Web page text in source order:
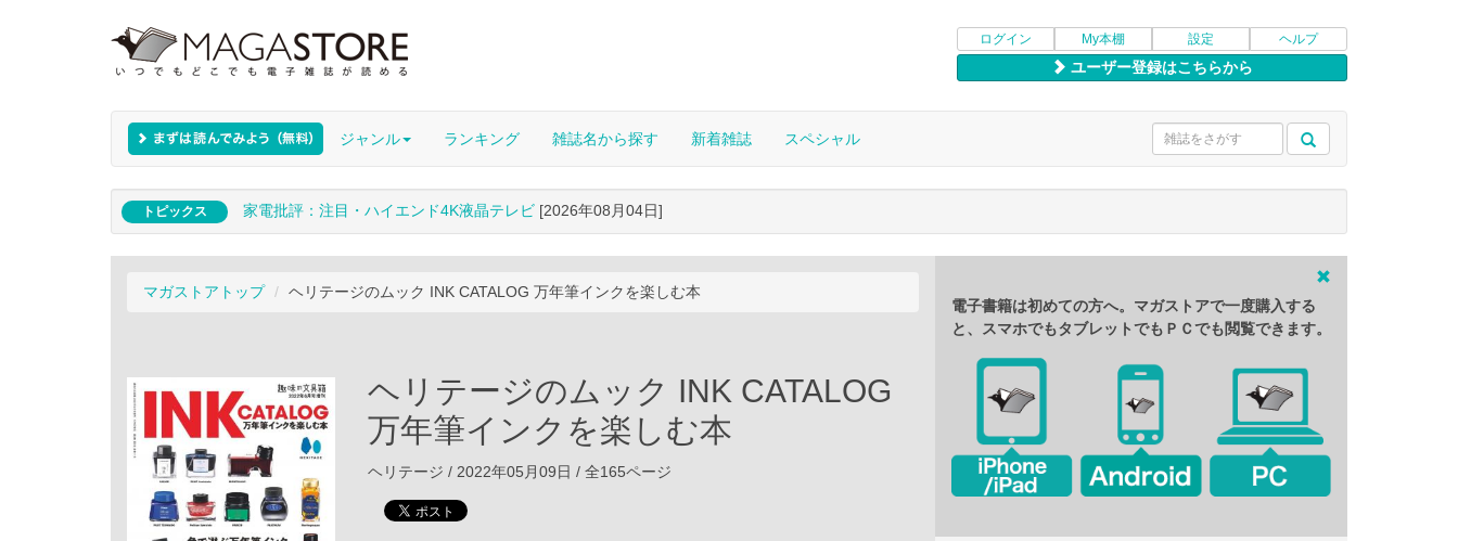
ログイン My本棚 設定 ヘルプ
ユーザー登録はこちらから
ジャンル ランキング 雑誌名から探す 新着雑誌 スペシャル
トピックス 家電批評：注目・ハイエンド4K液晶テレビ [2026年08月04日]
マガストアトップ ヘリテージのムック INK CATALOG 万年筆インクを楽しむ本
ヘリテージのムック INK CATALOG
万年筆インクを楽しむ本
ヘリテージ / 2022年05月09日 / 全165ページ
電子書籍は初めての方へ。マガストアで一度購入する
と、スマホでもタブレットでもＰＣでも閲覧できます。